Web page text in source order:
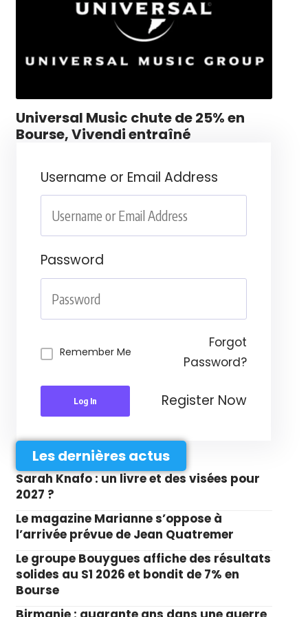
Universal Music chute de 25% en
Bourse, Vivendi entraîné
Username or Email Address
Password
Remember Me
Forgot
Password?
Log In Register Now
Les dernières actus
Sarah Knafo : un livre et des visées pour
2027 ?
Le magazine Marianne s’oppose à
l’arrivée prévue de Jean Quatremer
Le groupe Bouygues affiche des résultats
solides au S1 2026 et bondit de 7% en
Bourse